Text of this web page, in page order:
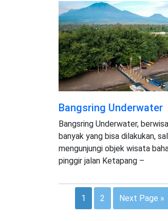
Bangsring Underwater
Bangsring Underwater,
banyak yang bisa dilakukan,
mengunjungi objek wisata
pinggir jalan Ketapang –
1 2 Next Page »